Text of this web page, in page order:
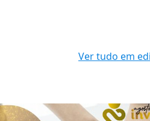
Ver tudo em